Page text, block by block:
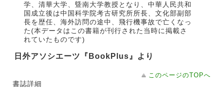
学、清華大学、曁南大学教授となり、中華人民共和
国成立後は中国科学院考古研究所所長、文化部副部
長を歴任、海外訪問の途中、飛行機事故で亡くなっ
た(本データはこの書籍が刊行された当時に掲載さ
れていたものです)
日外アソシエーツ『BookPlus』より
このページのTOPへ
書誌詳細